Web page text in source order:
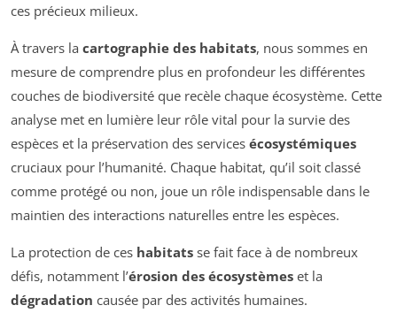
ces précieux milieux.
À travers la cartographie des habitats, nous sommes en
mesure de comprendre plus en profondeur les différentes
couches de biodiversité que recèle chaque écosystème. Cette
analyse met en lumière leur rôle vital pour la survie des
espèces et la préservation des services écosystémiques
cruciaux pour l’humanité. Chaque habitat, qu’il soit classé
comme protégé ou non, joue un rôle indispensable dans le
maintien des interactions naturelles entre les espèces.
La protection de ces habitats se fait face à de nombreux
défis, notamment l’érosion des écosystèmes et la
dégradation causée par des activités humaines.